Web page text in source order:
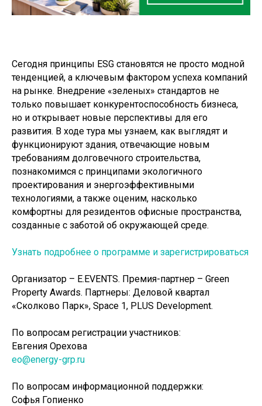
Сегодня принципы ESG становятся не просто модной
тенденцией, а ключевым фактором успеха компаний
на рынке. Внедрение «зеленых» стандартов не
только повышает конкурентоспособность бизнеса,
но и открывает новые перспективы для его
развития. В ходе тура мы узнаем, как выглядят и
функционируют здания, отвечающие новым
требованиям долговечного строительства,
познакомимся с принципами экологичного
проектирования и энергоэффективными
технологиями, а также оценим, насколько
комфортны для резидентов офисные пространства,
созданные с заботой об окружающей среде.
Узнать подробнее о программе и зарегистрироваться
Организатор – E.EVENTS. Премия-партнер – Green
Property Awards. Партнеры: Деловой квартал
«Сколково Парк», Space 1, PLUS Development.
По вопросам регистрации участников:
Евгения Орехова
eo@energy-grp.ru
По вопросам информационной поддержки:
Софья Гопиенко